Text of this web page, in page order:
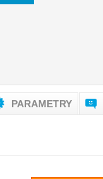
PARAMETRY